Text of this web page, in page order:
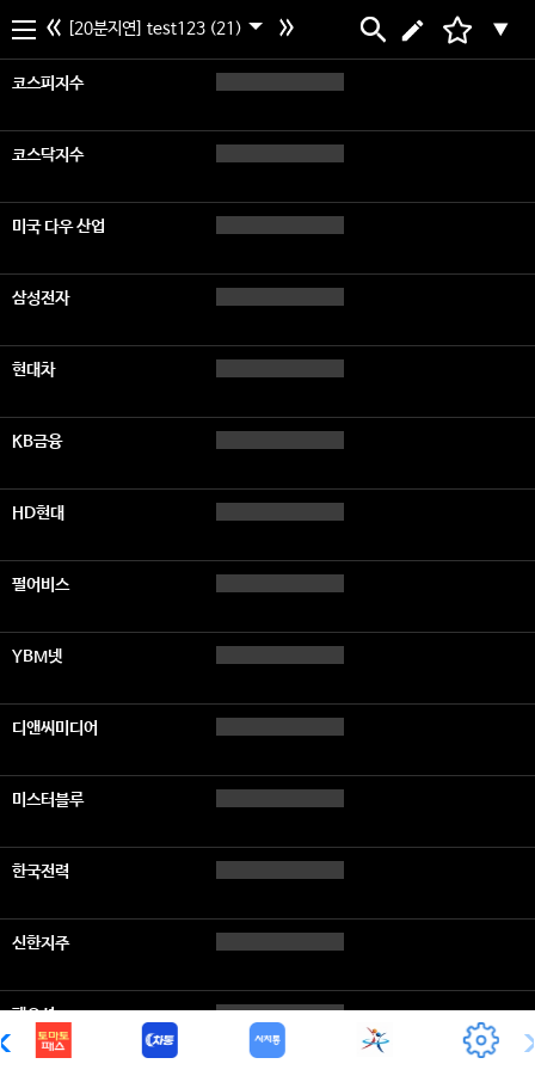
[20분지연] test123 (21) ▼
코스피지수
코스닥지수
미국 다우 산업
삼성전자
현대차
KB금융
HD현대
펄어비스
YBM넷
디앤씨미디어
미스터블루
한국전력
신한지주
팬오션